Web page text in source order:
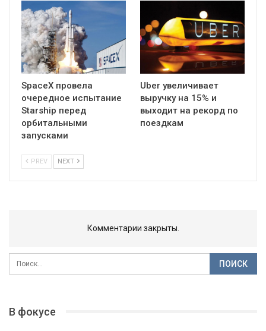
SpaceX провела
очередное испытание
Starship перед
орбитальными
запусками
Uber увеличивает
выручку на 15% и
выходит на рекорд по
поездкам
PREV NEXT
Комментарии закрыты.
В фокусе